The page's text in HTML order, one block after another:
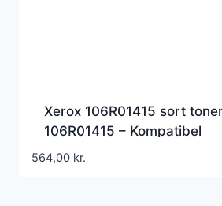
Xerox 106R01415 sort
106R01415 – Kompatibel
564,00 kr.